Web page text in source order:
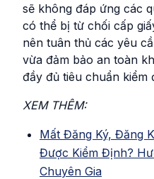
sẽ không đáp ứng các
có thể bị từ chối cấp
nên tuân thủ các yêu
vừa đảm bảo an toàn
đầy đủ tiêu chuẩn kiểm
XEM THÊM:
Mất Đăng Ký, Đăng
Được Kiểm Định?
Chuyên Gia